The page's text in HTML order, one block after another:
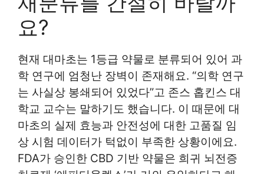
요?
현재 대마초는 1등급 약물로 분류되어 있어 과
학 연구에 엄청난 장벽이 존재해요. “의학 연구
는 사실상 봉쇄되어 있었다”고 존스 홉킨스 대
학교 교수는 말하기도 했습니다. 이 때문에 대
마초의 실제 효능과 안전성에 대한 고품질 임
상 시험 데이터가 턱없이 부족한 상황이에요.
FDA가 승인한 CBD 기반 약물은 희귀 뇌전증